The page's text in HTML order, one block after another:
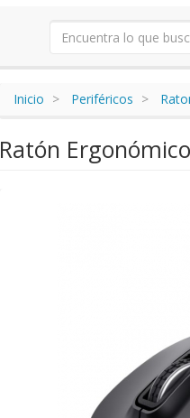
Inicio Periféricos
Ratón